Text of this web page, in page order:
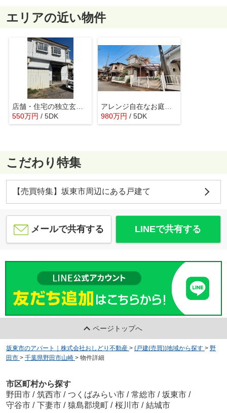
エリアの近い物件
店舗・住宅の独立玄関仕様 5DKの間取り～千葉県野田市次木～
550万円 / 5DK
980万円 / 5DK
こだわり特集
【売買特集】坂東市周辺にある戸建て
メールで共有する LINEで共有する
ページトップへ
坂東市のアパート｜株式会社おしどり不動産 > (戸建(売買))地域から探す > 野
田市 > 千葉県野田市山崎 > 物件詳細
市区町村から探す
野田市 / 筑西市 / つくばみらい市 / 常総市 / 坂東市 /
守谷市 / 下妻市 / 猿島郡境町 / 桜川市 / 結城市